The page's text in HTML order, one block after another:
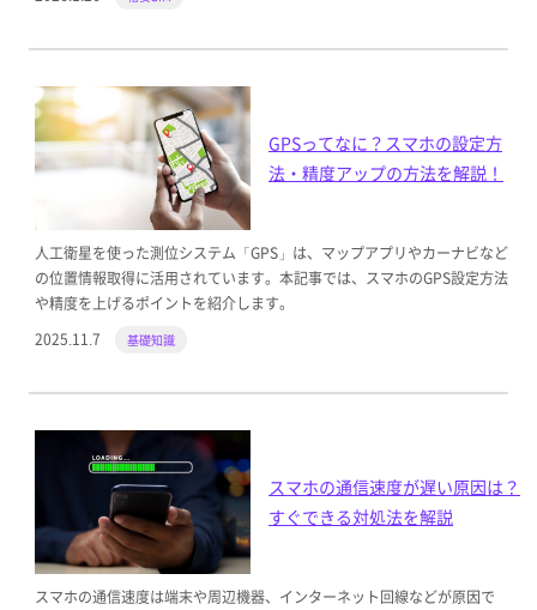
GPSってなに？スマホの設定方
法・精度アップの方法を解説！
人工衛星を使った測位システム「GPS」は、マップアプリやカーナビなど
の位置情報取得に活用されています。本記事では、スマホのGPS設定方法
や精度を上げるポイントを紹介します。
2025.11.7
基礎知識
スマホの通信速度が遅い原因は？
すぐできる対処法を解説
スマホの通信速度は端末や周辺機器、インターネット回線などが原因で